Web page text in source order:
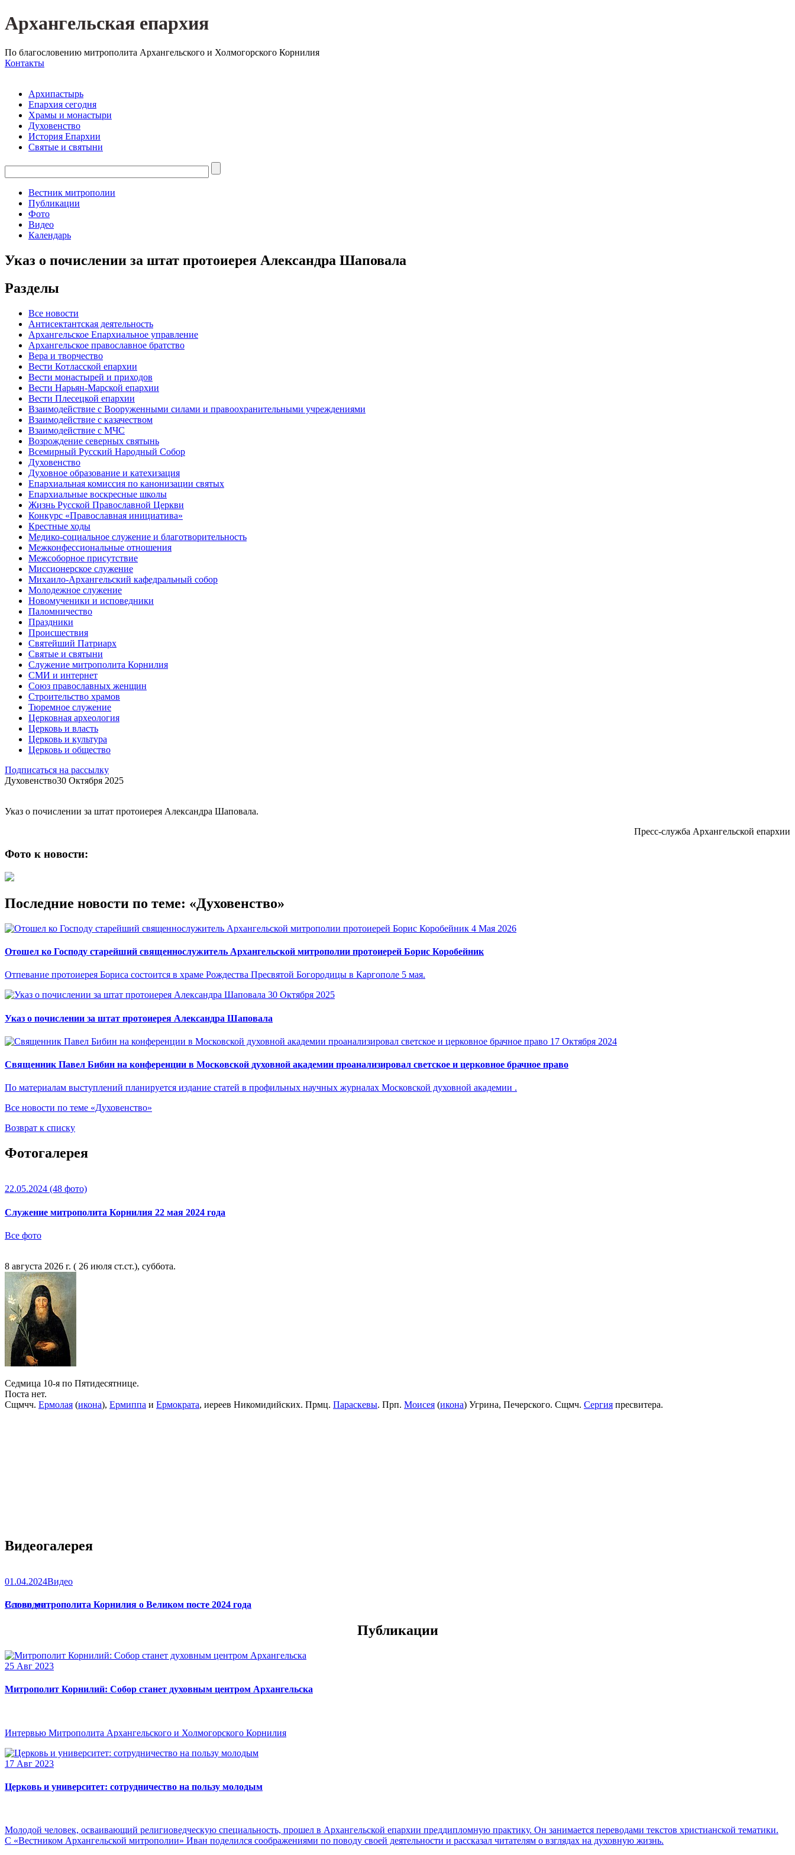
Архангельская епархия
По благословению митрополита Архангельского и Холмогорского Корнилия
Контакты
Архипастырь
Епархия сегодня
Храмы и монастыри
Духовенство
История Епархии
Святые и святыни
Вестник митрополии
Публикации
Фото
Видео
Календарь
Указ о почислении за штат протоиерея Александра Шаповала
Разделы
Все новости
Антисектантская деятельность
Архангельское Епархиальное управление
Архангельское православное братство
Вера и творчество
Вести Котласской епархии
Вести монастырей и приходов
Вести Нарьян-Марской епархии
Вести Плесецкой епархии
Взаимодействие с Вооруженными силами и правоохранительными учреждениями
Взаимодействие с казачеством
Взаимодействие с МЧС
Возрождение северных святынь
Всемирный Русский Народный Собор
Духовенство
Духовное образование и катехизация
Епархиальная комиссия по канонизации святых
Епархиальные воскресные школы
Жизнь Русской Православной Церкви
Конкурс «Православная инициатива»
Крестные ходы
Медико-социальное служение и благотворительность
Межконфессиональные отношения
Межсоборное присутствие
Миссионерское служение
Михаило-Архангельский кафедральный собор
Молодежное служение
Новомученики и исповедники
Паломничество
Праздники
Происшествия
Святейший Патриарх
Святые и святыни
Служение митрополита Корнилия
СМИ и интернет
Союз православных женщин
Строительство храмов
Тюремное служение
Церковная археология
Церковь и власть
Церковь и культура
Церковь и общество
Подписаться на рассылку
Духовенство30 Октября 2025
Указ о почислении за штат протоиерея Александра Шаповала.
Пресс-служба Архангельской епархии
Фото к новости:
Последние новости по теме: «Духовенство»
4 Мая 2026
Отошел ко Господу старейший священнослужитель Архангельской митрополии протоиерей Борис Коробейник
Отпевание протоиерея Бориса состоится в храме Рождества Пресвятой Богородицы в Каргополе 5 мая.
30 Октября 2025
Указ о почислении за штат протоиерея Александра Шаповала
17 Октября 2024
Священник Павел Бибин на конференции в Московской духовной академии проанализировал светское и церковное брачное право
По материалам выступлений планируется издание статей в профильных научных журналах Московской духовной академии .
Все новости по теме «Духовенство»
Возврат к списку
Фотогалерея
22.05.2024 (48 фото)
Служение митрополита Корнилия 22 мая 2024 года
Все фото
8 августа 2026 г. ( 26 июля ст.ст.), суббота.
Седмица 10-я по Пятидесятнице.
Поста нет.
Сщмчч. Ермолая (икона), Ермиппа и Ермократа, иереев Никомидийских. Прмц. Параскевы. Прп. Моисея (икона) Угрина, Печерского. Сщмч. Сергия пресвитера.
Видеогалерея
01.04.2024Видео
Слово митрополита Корнилия о Великом посте 2024 года
Все видео
Публикации
25 Авг 2023
Митрополит Корнилий: Собор станет духовным центром Архангельска
Интервью Митрополита Архангельского и Холмогорского Корнилия
17 Авг 2023
Церковь и университет: сотрудничество на пользу молодым
Молодой человек, осваивающий религиоведческую специальность, прошел в Архангельской епархии преддипломную практику. Он занимается переводами текстов христианской тематики.
С «Вестником Архангельской митрополии» Иван поделился соображениями по поводу своей деятельности и рассказал читателям о взглядах на духовную жизнь.